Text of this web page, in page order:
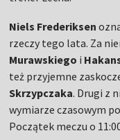
Niels Frederiksen
rzeczy tego lata. Za
Murawskiego i
też przyjemne
Skrzypczaka. Drugi z
wymiarze czasowym
Początek meczu o